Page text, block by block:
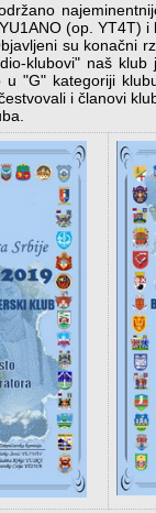
(op. YT4T)
su konačni
klubovi" naš
"G" kategoriji
i članovi